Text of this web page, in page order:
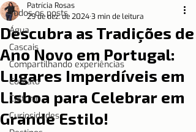
Todos os posts
Água
Cascais
Compartilhando experiências
Contato
Cultura
Curiosidades
Descubra as Tradições de
Ano Novo em Portugal:
Lugares Imperdíveis em
Lisboa para Celebrar em
Grande Estilo!
Patrícia Rosas
29 de dez. de 20243 min de leitura